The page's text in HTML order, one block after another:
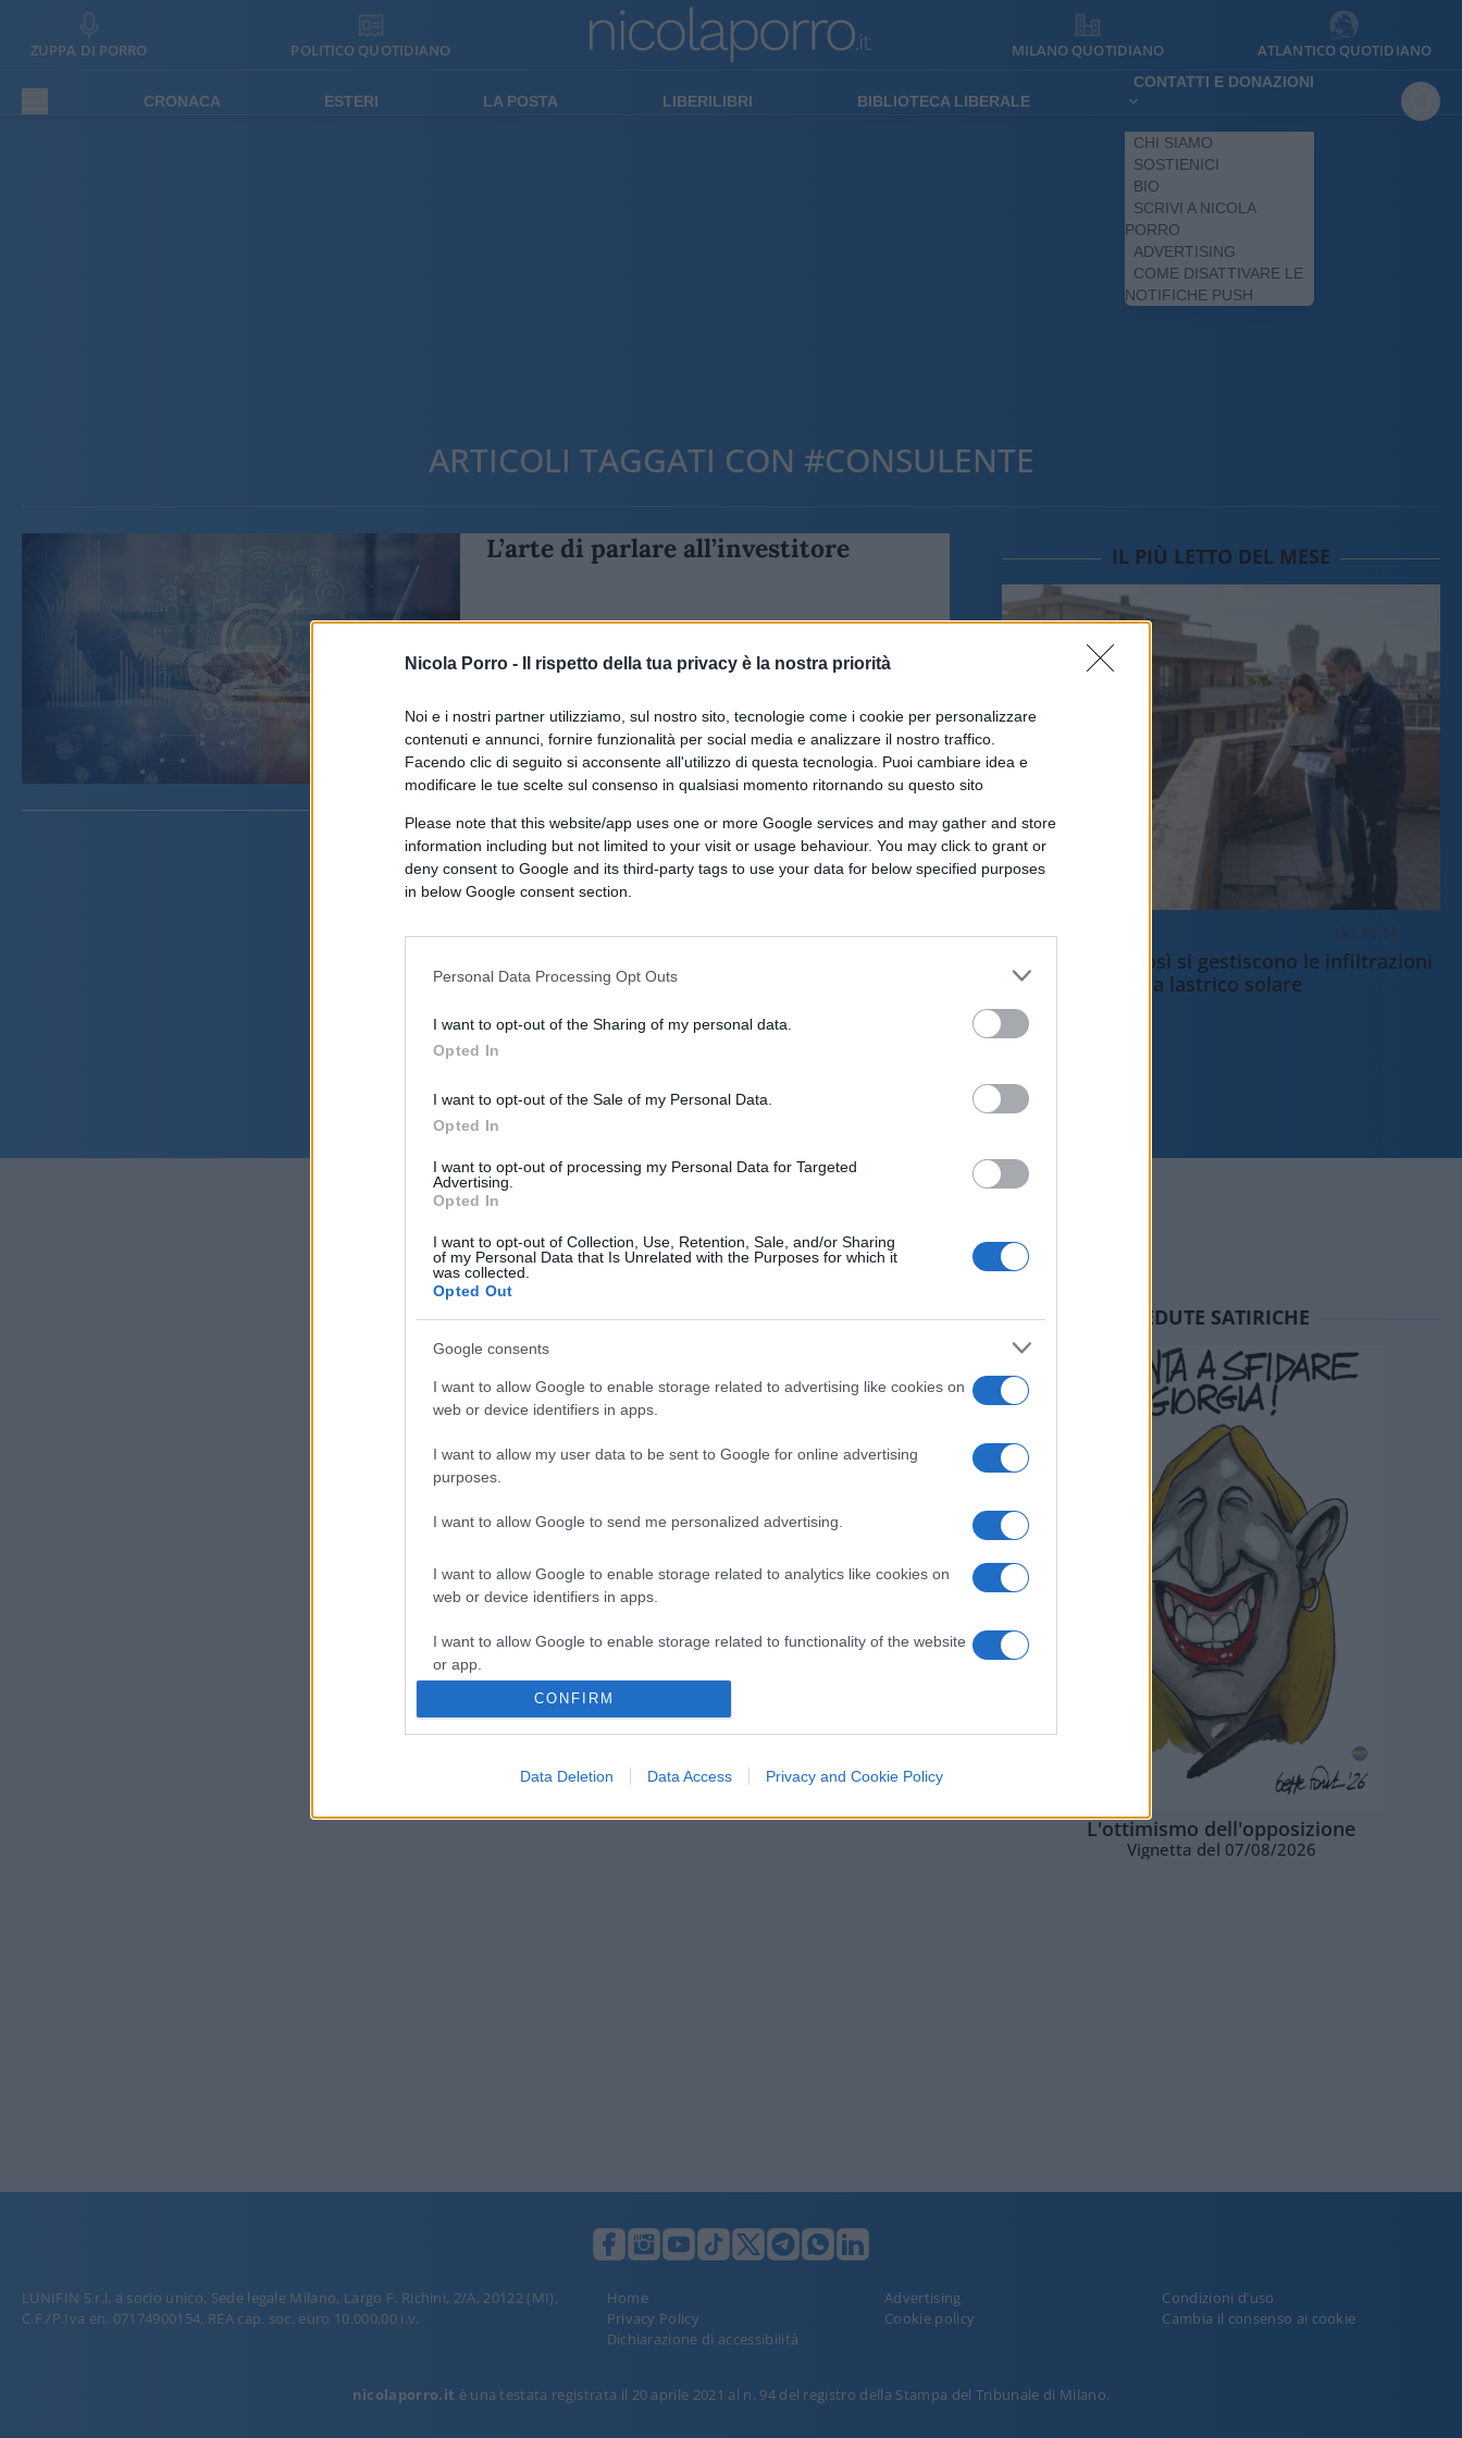
Nicola Porro - Il rispetto della tua privacy è la nostra priorità
Noi e i nostri partner utilizziamo, sul nostro sito, tecnologie come i cookie per personalizzare
contenuti e annunci, fornire funzionalità per social media e analizzare il nostro traffico.
Facendo clic di seguito si acconsente all'utilizzo di questa tecnologia. Puoi cambiare idea e
modificare le tue scelte sul consenso in qualsiasi momento ritornando su questo sito
Please note that this website/app uses one or more Google services and may gather and store
information including but not limited to your visit or usage behaviour. You may click to grant or
deny consent to Google and its third-party tags to use your data for below specified purposes
in below Google consent section.
Personal Data Processing Opt Outs
I want to opt-out of the Sharing of my personal data.
Opted In
I want to opt-out of the Sale of my Personal Data.
Opted In
I want to opt-out of processing my Personal Data for Targeted
Advertising.
Opted In
I want to opt-out of Collection, Use, Retention, Sale, and/or Sharing
of my Personal Data that Is Unrelated with the Purposes for which it
was collected.
Opted Out
Google consents
I want to allow Google to enable storage related to advertising like cookies on
web or device identifiers in apps.
I want to allow my user data to be sent to Google for online advertising
purposes.
I want to allow Google to send me personalized advertising.
I want to allow Google to enable storage related to analytics like cookies on
web or device identifiers in apps.
I want to allow Google to enable storage related to functionality of the website
or app.
I want to allow Google to enable storage related to personalization.
authentication functionality and fraud prevention, and other user protection.
CONFIRM
Data Deletion Data Access Privacy and Cookie Policy
ZUPPA DI PORRO POLITICO QUOTIDIANO MILANO QUOTIDIANO ATLANTICO QUOTIDIANO
CRONACA ESTERI LA POSTA LIBERILIBRI BIBLIOTECA LIBERALE
CONTATTI E DONAZIONI
CHI SIAMO
SOSTIENICI
BIO
SCRIVI A NICOLA
PORRO
ADVERTISING
COME DISATTIVARE LE
NOTIFICHE PUSH
ARTICOLI TAGGATI CON #CONSULENTE
L’arte di parlare all’investitore
di Fabrizio Fornezza
15 Maggio 2021, 15:00
3.1k
IL PIÙ LETTO DEL MESE
ECONOMIA 12.6k
Condominio: così si gestiscono le infiltrazioni
da lastrico solare
SEDUTE SATIRICHE
L'ottimismo dell'opposizione
Vignetta del 07/08/2026
LUNIFIN S.r.l. a socio unico. Sede legale Milano, Largo F. Richini, 2/A, 20122 (MI),
C.F./P.Iva en. 07174900154, REA cap. soc. euro 10.000,00 i.v.
Home Advertising
Condizioni d’uso
Privacy Policy
Cookie policy
Cambia il consenso ai cookie
Dichiarazione di accessibilità
nicolaporro.it è una testata registrata il 20 aprile 2021 al n. 94 del registro della Stampa del Tribunale di Milano.